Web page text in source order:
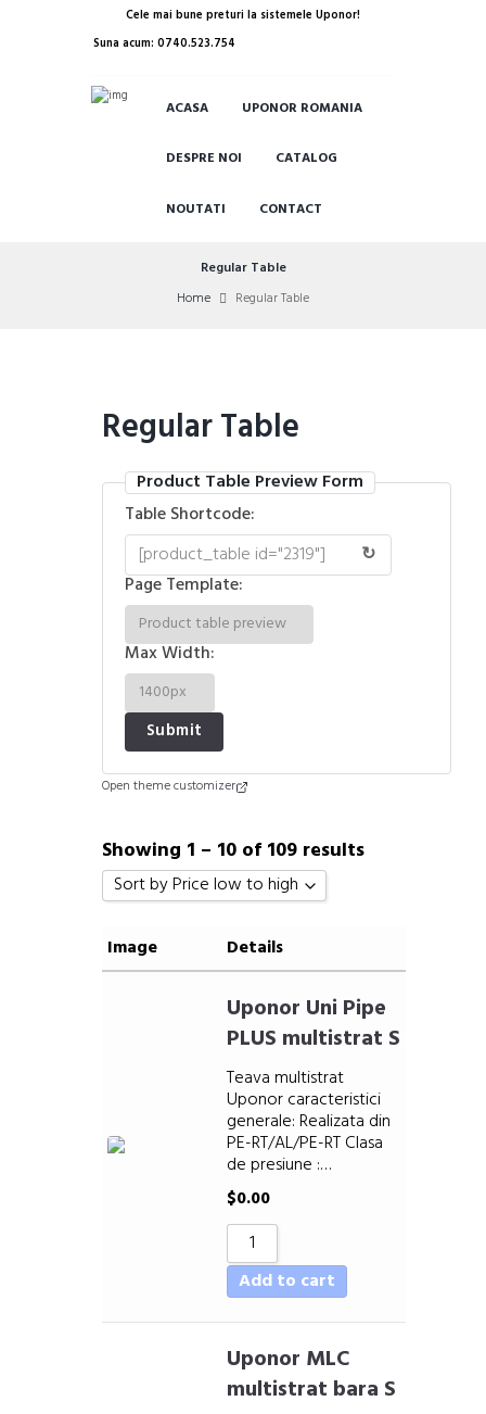
Cele mai bune preturi la sistemele Uponor!
Suna acum: 0740.523.754
ACASA UPONOR ROMANIA
DESPRE NOI CATALOG
NOUTATI CONTACT
Regular Table
Home
Regular Table
Regular Table
Product Table Preview Form
Table Shortcode:
↻
Page Template:
Max Width:
Open theme customizer
Showing 1 – 10 of 109 results
Sort by Price low to high
Sort by Rating
Sort by Price high to low
Sort by Newness
Sort by Name A - Z
Sort by Name Z - A
Image Details
Uponor Uni Pipe
PLUS multistrat S
Teava multistrat
Uponor caracteristici
generale: Realizata din
PE-RT/AL/PE-RT Clasa
de presiune :…
$0.00
Add to cart
Uponor MLC
multistrat bara S